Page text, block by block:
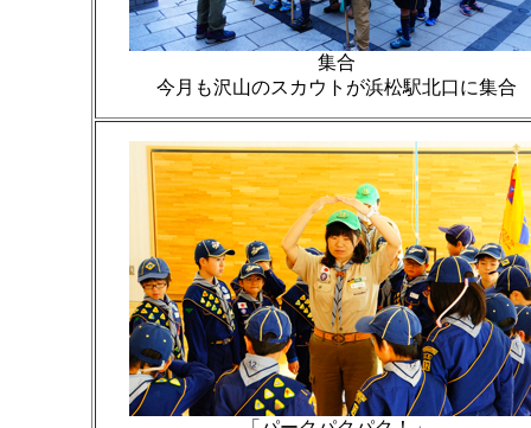
集合
今月も沢山のスカウトが浜松駅北口に集合